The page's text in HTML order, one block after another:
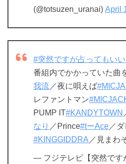
(@totsuzen_uranai) April
#突然ですが占ってもい
番組内でかかっていた曲
我流 ／夜に唄えば
レファントマン
PUMP IT#KANDYTOWN
なり ／Prince#tーAce ／
#KINGGIDDRA ／見まわ
— フジテレビ【突然です